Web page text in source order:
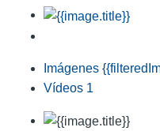
Imágenes
Vídeos 1